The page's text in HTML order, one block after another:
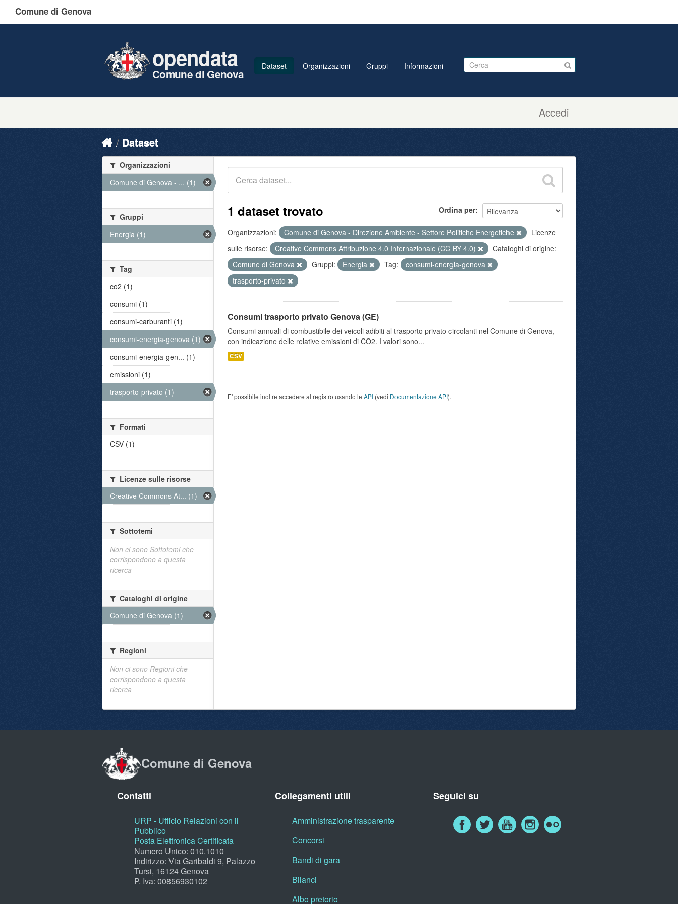
Comune di Genova
Accedi
opendata
Comune di Genova
Dataset Organizzazioni Gruppi Informazioni
Dataset
Ordina per
1 dataset trovato
Organizzazioni: Comune di Genova - Direzione Ambiente - Settore Politiche Energetiche
Licenze
sulle risorse:
Creative Commons Attribuzione 4.0 Internazionale (CC BY 4.0)
Cataloghi di origine:
Comune di Genova
Gruppi: Energia Tag:
consumi-energia-genova
trasporto-privato
Consumi trasporto privato Genova (GE)
Consumi annuali di combustibile dei veicoli adibiti al trasporto privato circolanti nel Comune di Genova,
con indicazione delle relative emissioni di CO2. I valori sono...
CSV
E' possibile inoltre accedere al registro usando le API (vedi Documentazione API).
Organizzazioni
Comune di Genova - ... (1)
Gruppi
Energia (1)
Tag
co2 (1)
consumi (1)
consumi-carburanti (1)
consumi-energia-genova (1)
consumi-energia-gen... (1)
emissioni (1)
trasporto-privato (1)
Formati
CSV (1)
Licenze sulle risorse
Creative Commons At... (1)
Sottotemi
Non ci sono Sottotemi che
corrispondono a questa
ricerca
Cataloghi di origine
Comune di Genova (1)
Regioni
Non ci sono Regioni che
corrispondono a questa
ricerca
Comune di Genova
Contatti
URP - Ufficio Relazioni con il
Pubblico
Posta Elettronica Certificata
Numero Unico: 010.1010
Indirizzo: Via Garibaldi 9, Palazzo
Tursi, 16124 Genova
P. Iva: 00856930102
Collegamenti utili
Amministrazione trasparente
Concorsi
Bandi di gara
Bilanci
Albo pretorio
Seguici su